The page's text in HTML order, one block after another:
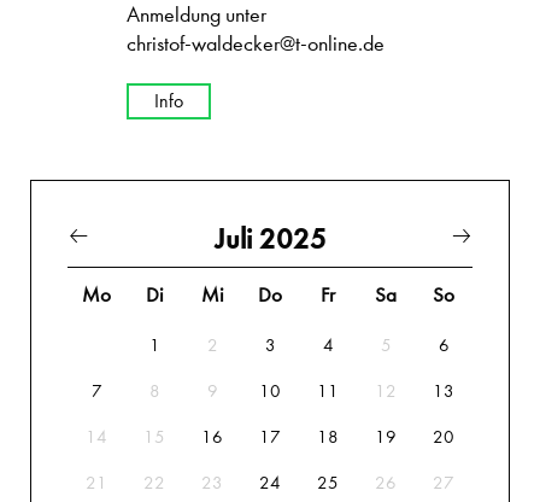
Anmeldung unter
christof-waldecker@t-online.de
Info
Juli 2025
Mo Di Mi Do Fr Sa So
1 2 3 4 5 6
7 8 9 10 11 12 13
14 15 16 17 18 19 20
21 22 23 24 25 26 27